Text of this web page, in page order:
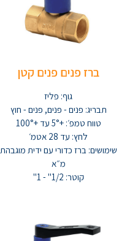
ברז פנים פנים קטן
גוף: פליז
תבריג: פנים - פנים, פנים - חוץ
טווח טמפ׳: +5° עד +100°
לחץ: עד 28 אטמ׳
שימושים: ברז כדורי עם ידית מוגבהת
מ״א
קוטר: 1/2" - 1"